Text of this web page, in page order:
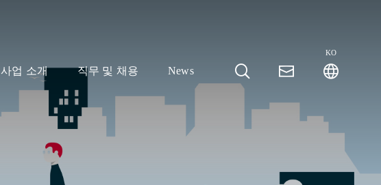
사업 소개 직무 및 채용 News
KO